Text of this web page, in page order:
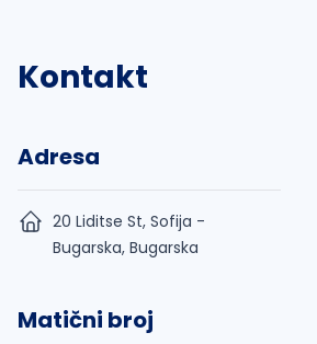
Kontakt
Adresa
20 Liditse St, Sofija -
Bugarska, Bugarska
Matični broj